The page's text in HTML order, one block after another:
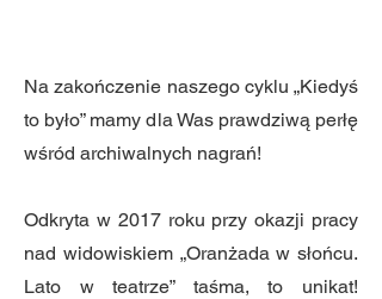
Na zakończenie naszego cyklu „Kiedyś
to było” mamy dla Was prawdziwą perłę
wśród archiwalnych nagrań!
Odkryta w 2017 roku przy okazji pracy
nad widowiskiem „Oranżada w słońcu.
Lato w teatrze” taśma, to unikat!